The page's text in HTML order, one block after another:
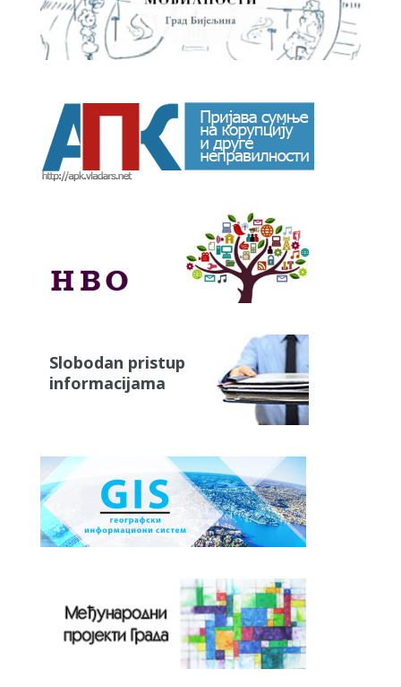
Slobodan pristup
informacijama